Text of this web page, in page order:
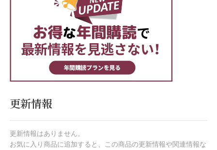
更新情報
更新情報はありません。
お気に入り商品に追加すると、この商品の更新情報や関連情報な